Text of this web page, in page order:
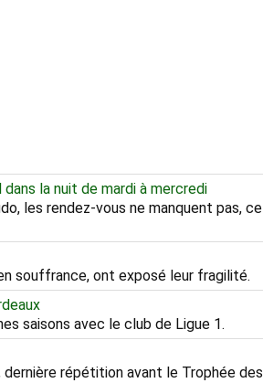
la nuit de mardi à mercredi
les rendez-vous ne manquent pas, ce
souffrance, ont exposé leur fragilité.
saisons avec le club de Ligue 1.
dernière répétition avant le Trophée des